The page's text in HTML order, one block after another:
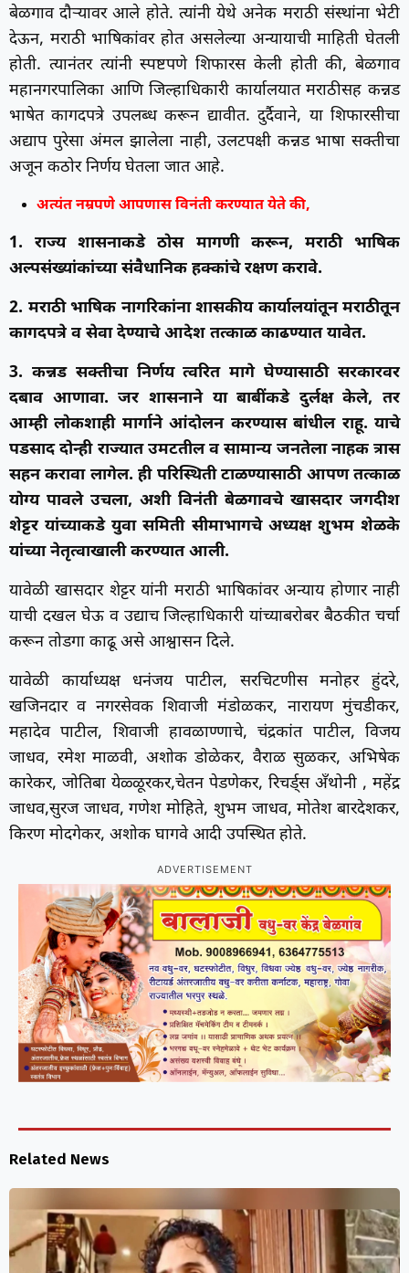
बेळगाव दौऱ्यावर आले होते. त्यांनी येथे अनेक मराठी संस्थांना भेटी
देऊन, मराठी भाषिकांवर होत असलेल्या अन्यायाची माहिती घेतली
होती. त्यानंतर त्यांनी स्पष्टपणे शिफारस केली होती की, बेळगाव
महानगरपालिका आणि जिल्हाधिकारी कार्यालयात मराठीसह कन्नड
भाषेत कागदपत्रे उपलब्ध करून द्यावीत. दुर्दैवाने, या शिफारसीचा
अद्याप पुरेसा अंमल झालेला नाही, उलटपक्षी कन्नड भाषा सक्तीचा
अजून कठोर निर्णय घेतला जात आहे.
अत्यंत नम्रपणे आपणास विनंती करण्यात येते की,
1. राज्य शासनाकडे ठोस मागणी करून, मराठी भाषिक
अल्पसंख्यांकांच्या संवैधानिक हक्कांचे रक्षण करावे.
2. मराठी भाषिक नागरिकांना शासकीय कार्यालयांतून मराठीतून
कागदपत्रे व सेवा देण्याचे आदेश तत्काळ काढण्यात यावेत.
3. कन्नड सक्तीचा निर्णय त्वरित मागे घेण्यासाठी सरकारवर
दबाव आणावा. जर शासनाने या बाबींकडे दुर्लक्ष केले, तर
आम्ही लोकशाही मार्गाने आंदोलन करण्यास बांधील राहू. याचे
पडसाद दोन्ही राज्यात उमटतील व सामान्य जनतेला नाहक त्रास
सहन करावा लागेल. ही परिस्थिती टाळण्यासाठी आपण तत्काळ
योग्य पावले उचला, अशी विनंती बेळगावचे खासदार जगदीश
शेट्टर यांच्याकडे युवा समिती सीमाभागचे अध्यक्ष शुभम शेळके
यांच्या नेतृत्वाखाली करण्यात आली.
यावेळी खासदार शेट्टर यांनी मराठी भाषिकांवर अन्याय होणार नाही
याची दखल घेऊ व उद्याच जिल्हाधिकारी यांच्याबरोबर बैठकीत चर्चा
करून तोडगा काढू असे आश्वासन दिले.
यावेळी कार्याध्यक्ष धनंजय पाटील, सरचिटणीस मनोहर हुंदरे,
खजिनदार व नगरसेवक शिवाजी मंडोळकर, नारायण मुंचडीकर,
महादेव पाटील, शिवाजी हावळाण्णाचे, चंद्रकांत पाटील, विजय
जाधव, रमेश माळवी, अशोक डोळेकर, वैराळ सुळकर, अभिषेक
कारेकर, जोतिबा येळ्ळूरकर,चेतन पेडणेकर, रिचर्ड्स अँथोनी , महेंद्र
जाधव,सुरज जाधव, गणेश मोहिते, शुभम जाधव, मोतेश बारदेशकर,
किरण मोदगेकर, अशोक घागवे आदी उपस्थित होते.
ADVERTISEMENT
Related News